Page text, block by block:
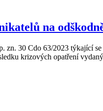
na
zn. 30 Cdo 63/2023 týkající
krizových opatření